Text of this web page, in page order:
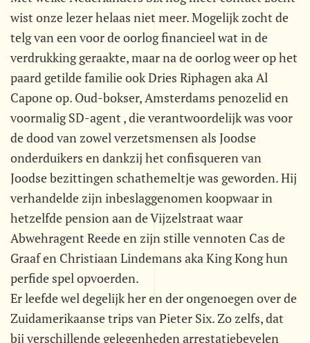
wist onze lezer helaas niet meer. Mogelijk zocht de
telg van een voor de oorlog financieel wat in de
verdrukking geraakte, maar na de oorlog weer op het
paard getilde familie ook Dries Riphagen aka Al
Capone op. Oud-bokser, Amsterdams penozelid en
voormalig SD-agent , die verantwoordelijk was voor
de dood van zowel verzetsmensen als Joodse
onderduikers en dankzij het confisqueren van
Joodse bezittingen schathemeltje was geworden. Hij
verhandelde zijn inbeslaggenomen koopwaar in
hetzelfde pension aan de Vijzelstraat waar
Abwehragent Reede en zijn stille vennoten Cas de
Graaf en Christiaan Lindemans aka King Kong hun
perfide spel opvoerden.
Er leefde wel degelijk her en der ongenoegen over de
Zuidamerikaanse trips van Pieter Six. Zo zelfs, dat
bij verschillende gelegenheden arrestatiebevelen